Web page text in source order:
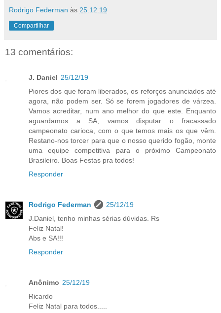
Rodrigo Federman às 25.12.19
Compartilhar
13 comentários:
J. Daniel 25/12/19
Piores dos que foram liberados, os reforços anunciados até
agora, não podem ser. Só se forem jogadores de várzea.
Vamos acreditar, num ano melhor do que este. Enquanto
aguardamos a SA, vamos disputar o fracassado
campeonato carioca, com o que temos mais os que vêm.
Restano-nos torcer para que o nosso querido fogão, monte
uma equipe competitiva para o próximo Campeonato
Brasileiro. Boas Festas pra todos!
Responder
Rodrigo Federman
25/12/19
J.Daniel, tenho minhas sérias dúvidas. Rs
Feliz Natal!
Abs e SA!!!
Responder
Anônimo 25/12/19
Ricardo
Feliz Natal para todos.....